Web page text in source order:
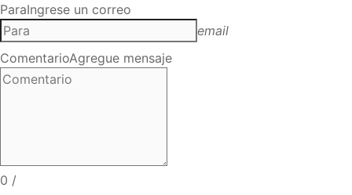
ParaIngrese un correo
email
ComentarioAgregue mensaje
0 /